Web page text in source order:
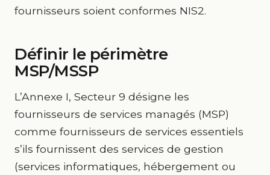
fournisseurs soient conformes NIS2.
Définir le périmètre
MSP/MSSP
L’Annexe I, Secteur 9 désigne les
fournisseurs de services managés (MSP)
comme fournisseurs de services essentiels
s’ils fournissent des services de gestion
(services informatiques, hébergement ou